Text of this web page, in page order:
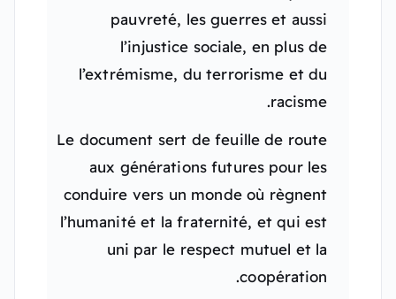
pauvreté, les guerres et aussi
l’injustice sociale, en plus de
l’extrémisme, du terrorisme et du
racisme.
Le document sert de feuille de route
aux générations futures pour les
conduire vers un monde où règnent
l’humanité et la fraternité, et qui est
uni par le respect mutuel et la
coopération.